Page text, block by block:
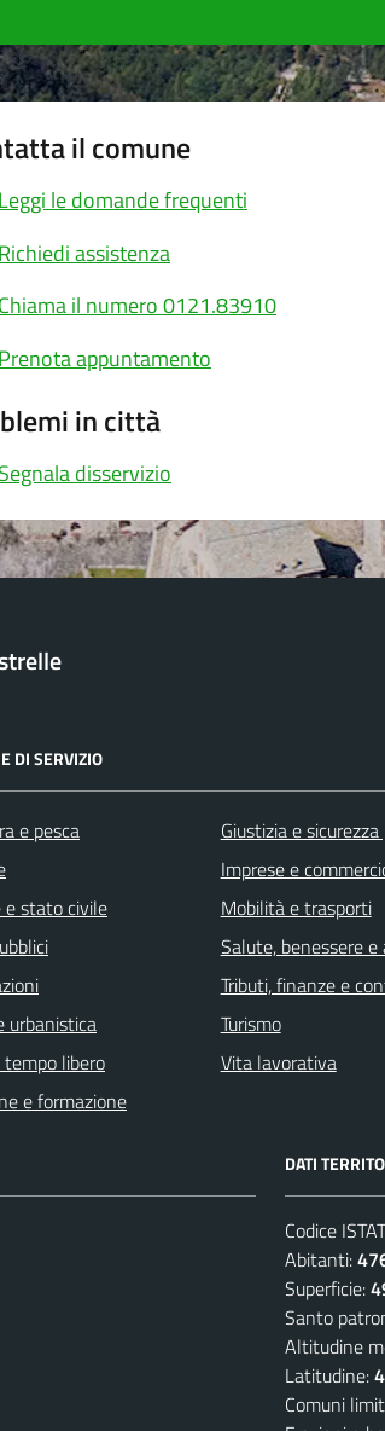
il comune
le domande frequenti
assistenza
il numero 0121.83910
appuntamento
in città
disservizio
DI SERVIZIO
e pesca
e stato civile
urbanistica
libero
e formazione
Giustizia e
Imprese e
Mobilità e trasporti
Salute, benessere e
Tributi, finanze e
Turismo
Vita lavorativa
DATI
Codice
Abitanti:
Superficie:
Santo
Altitudine
Latitudine:
Comuni